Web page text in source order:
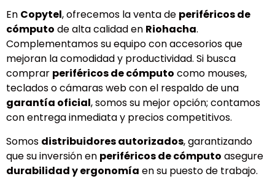
En Copytel, ofrecemos la venta de periféricos de
cómputo de alta calidad en Riohacha.
Complementamos su equipo con accesorios que
mejoran la comodidad y productividad. Si busca
comprar periféricos de cómputo como mouses,
teclados o cámaras web con el respaldo de una
garantía oficial, somos su mejor opción; contamos
con entrega inmediata y precios competitivos.
Somos distribuidores autorizados, garantizando
que su inversión en periféricos de cómputo asegure
durabilidad y ergonomía en su puesto de trabajo.